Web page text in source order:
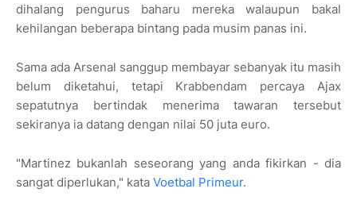
dihalang pengurus baharu mereka walaupun bakal
kehilangan beberapa bintang pada musim panas ini.
Sama ada Arsenal sanggup membayar sebanyak itu masih
belum diketahui, tetapi Krabbendam percaya Ajax
sepatutnya bertindak menerima tawaran tersebut
sekiranya ia datang dengan nilai 50 juta euro.
"Martinez bukanlah seseorang yang anda fikirkan - dia
sangat diperlukan," kata Voetbal Primeur.